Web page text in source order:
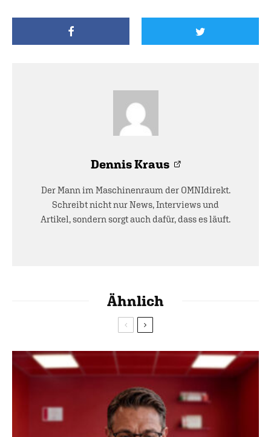
Dennis Kraus
Der Mann im Maschinenraum der OMNIdirekt.
Schreibt nicht nur News, Interviews und
Artikel, sondern sorgt auch dafür, dass es läuft.
Ähnlich